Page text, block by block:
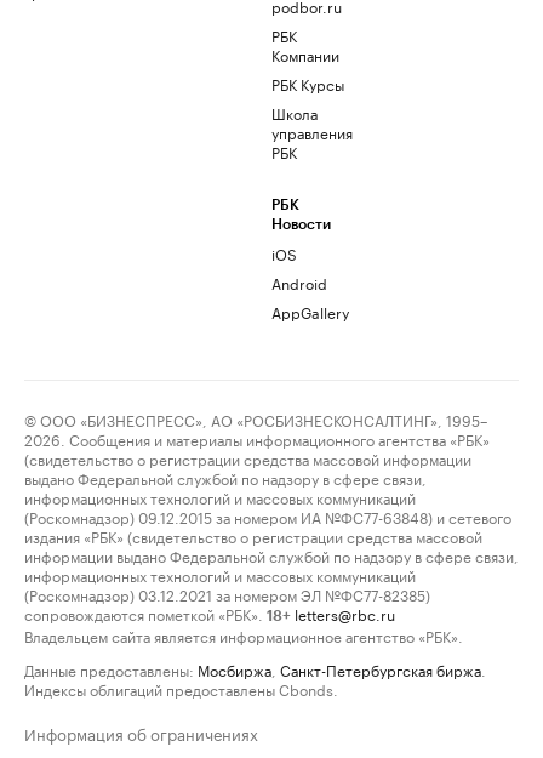
podbor.ru
РБК
Компании
РБК Курсы
Школа
управления
РБК
РБК
Новости
iOS
Android
AppGallery
© ООО «БИЗНЕСПРЕСС», АО «РОСБИЗНЕСКОНСАЛТИНГ», 1995–
2026. Сообщения и материалы информационного агентства «РБК»
(свидетельство о регистрации средства массовой информации
выдано Федеральной службой по надзору в сфере связи,
информационных технологий и массовых коммуникаций
(Роскомнадзор) 09.12.2015 за номером ИА №ФС77-63848) и сетевого
издания «РБК» (свидетельство о регистрации средства массовой
информации выдано Федеральной службой по надзору в сфере связи,
информационных технологий и массовых коммуникаций
(Роскомнадзор) 03.12.2021 за номером ЭЛ №ФС77-82385)
сопровождаются пометкой «РБК».
18+ letters@rbc.ru
Владельцем сайта является информационное агентство «РБК».
Данные предоставлены: Мосбиржа Санкт-Петербургская биржа
Индексы облигаций предоставлены Cbonds.
Информация об ограничениях